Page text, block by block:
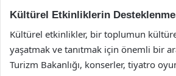
Kültürel Etkinliklerin
Kültürel etkinlikler, bir toplumun
yaşatmak ve tanıtmak için önemli bir
Turizm Bakanlığı, konserler, tiyatro